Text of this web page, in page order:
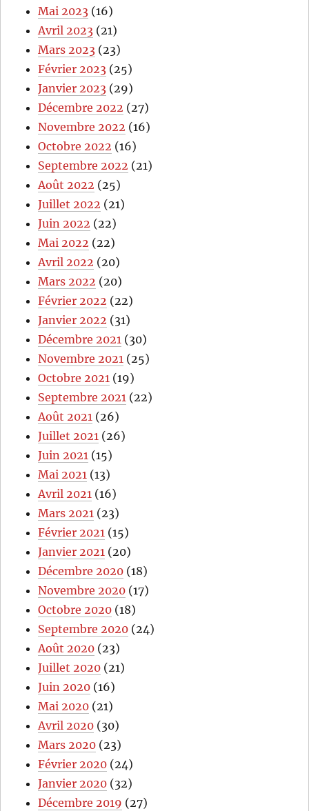
Mai 2023 (16)
Avril 2023 (21)
Mars 2023 (23)
Février 2023 (25)
Janvier 2023 (29)
Décembre 2022 (27)
Novembre 2022 (16)
Octobre 2022 (16)
Septembre 2022 (21)
Août 2022 (25)
Juillet 2022 (21)
Juin 2022 (22)
Mai 2022 (22)
Avril 2022 (20)
Mars 2022 (20)
Février 2022 (22)
Janvier 2022 (31)
Décembre 2021 (30)
Novembre 2021 (25)
Octobre 2021 (19)
Septembre 2021 (22)
Août 2021 (26)
Juillet 2021 (26)
Juin 2021 (15)
Mai 2021 (13)
Avril 2021 (16)
Mars 2021 (23)
Février 2021 (15)
Janvier 2021 (20)
Décembre 2020 (18)
Novembre 2020 (17)
Octobre 2020 (18)
Septembre 2020 (24)
Août 2020 (23)
Juillet 2020 (21)
Juin 2020 (16)
Mai 2020 (21)
Avril 2020 (30)
Mars 2020 (23)
Février 2020 (24)
Janvier 2020 (32)
Décembre 2019 (27)